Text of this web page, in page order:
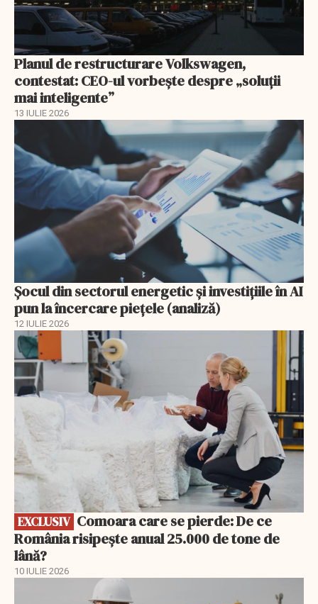
Planul de restructurare Volkswagen,
contestat: CEO-ul vorbește despre „soluții
mai inteligente”
13 IULIE 2026
Șocul din sectorul energetic și investițiile în AI
pun la încercare piețele (analiză)
12 IULIE 2026
EXCLUSIV
EXCLUSIV
România risipește anual 25.000 de tone de
lână?
10 IULIE 2026